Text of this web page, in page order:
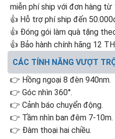
miễn phí ship với đơn hàng từ
👍 Hỗ trợ phí ship đến
👍 Đóng gói làm quà tặng
👍 Bảo hành chính hãng 12
CÁC TÍNH NĂNG VƯỢT
👉 Hồng ngoại 8 đèn 940nm.
👉 Góc nhìn 360°.
👉 Cảnh báo chuyển động.
👉 Tầm nhìn ban đêm 7-10m.
👉 Đàm thoại hai chiều.